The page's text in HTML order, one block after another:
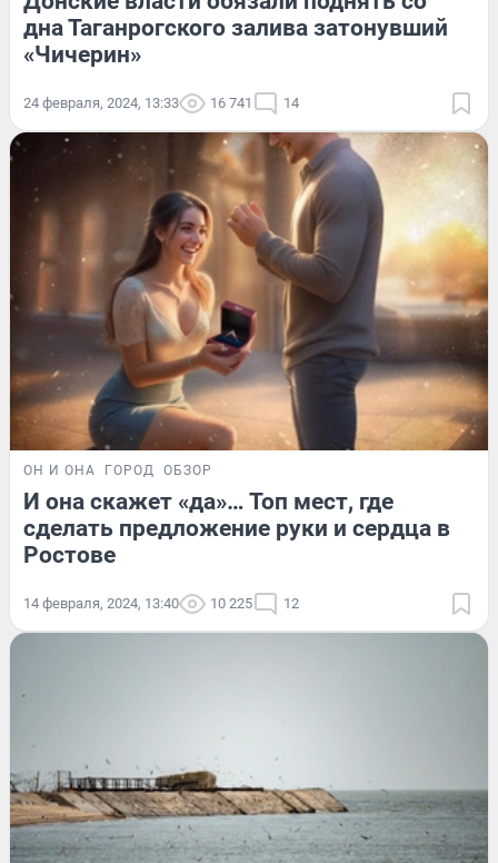
дна Таганрогского залива затонувший
«Чичерин»
24 февраля, 2024, 13:33 16 741 14
ОН И ОНА ГОРОД ОБЗОР
И она скажет «да»… Топ мест, где
сделать предложение руки и сердца в
Ростове
14 февраля, 2024, 13:40 10 225 12